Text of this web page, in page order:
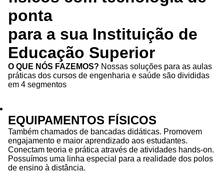
ponta
para a sua Instituição de
Educação Superior
O QUE NÓS FAZEMOS? Nossas soluções para as aulas
práticas dos cursos de engenharia e saúde são divididas
em 4 segmentos
EQUIPAMENTOS FÍSICOS
Também chamados de bancadas didáticas. Promovem
engajamento e maior aprendizado aos estudantes.
Conectam teoria e prática através de atividades hands-on.
Possuímos uma linha especial para a realidade dos polos
de ensino à distância.